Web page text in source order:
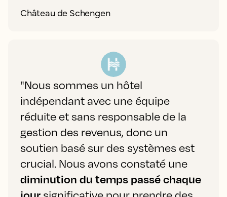
Château de Schengen
"Nous sommes un hôtel
indépendant avec une équipe
réduite et sans responsable de la
gestion des revenus, donc un
soutien basé sur des systèmes est
crucial. Nous avons constaté une
diminution du temps passé chaque